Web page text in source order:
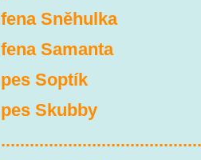
fena Sněhulka
fena Samanta
pes Soptík
pes Skubby